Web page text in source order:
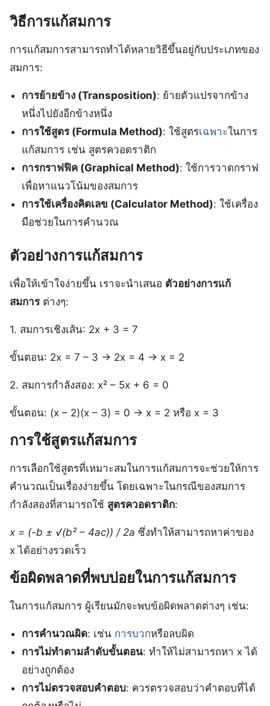
วิธีการแก้สมการ
การแก้สมการสามารถทำได้หลายวิธีขึ้นอยู่กับประเภทของ
สมการ:
การย้ายข้าง (Transposition): ย้ายตัวแปรจากข้าง
หนึ่งไปยังอีกข้างหนึ่ง
การใช้สูตร (Formula Method): ใช้สูตรเฉพาะในการ
แก้สมการ เช่น สูตรควอดราติก
การกราฟฟิค (Graphical Method): ใช้การวาดกราฟ
เพื่อหาแนวโน้มของสมการ
การใช้เครื่องคิดเลข (Calculator Method): ใช้เครื่อง
มือช่วยในการคำนวณ
ตัวอย่างการแก้สมการ
เพื่อให้เข้าใจง่ายขึ้น เราจะนำเสนอ ตัวอย่างการแก้
สมการต่างๆ:
1. สมการเชิงเส้น: 2x + 3 = 7
ขั้นตอน: 2x = 7 – 3 → 2x = 4 → x = 2
2. สมการกำลังสอง: x² – 5x + 6 = 0
ขั้นตอน: (x – 2)(x – 3) = 0 → x = 2 หรือ x = 3
การใช้สูตรแก้สมการ
การเลือกใช้สูตรที่เหมาะสมในการแก้สมการจะช่วยให้การ
คำนวณเป็นเรื่องง่ายขึ้น โดยเฉพาะในกรณีของสมการ
กำลังสองที่สามารถใช้ สูตรควอดราติก:
x = (-b ± √(b² – 4ac)) / 2a ซึ่งทำให้สามารถหาค่าของ
x ได้อย่างรวดเร็ว
ข้อผิดพลาดที่พบบ่อยในการแก้สมการ
ในการแก้สมการ ผู้เรียนมักจะพบข้อผิดพลาดต่างๆ เช่น:
การคำนวณผิด: เช่น การบวกหรือลบผิด
การไม่ทำตามลำดับขั้นตอน: ทำให้ไม่สามารถหา x ได้
อย่างถูกต้อง
การไม่ตรวจสอบคำตอบ: ควรตรวจสอบว่าคำตอบที่ได้